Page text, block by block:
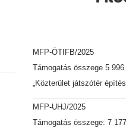
MFP-ÖTIFB/2025
Támogatás összege 5
„Közterület játszótér
MFP-UHJ/2025
Támogatás összege: 7